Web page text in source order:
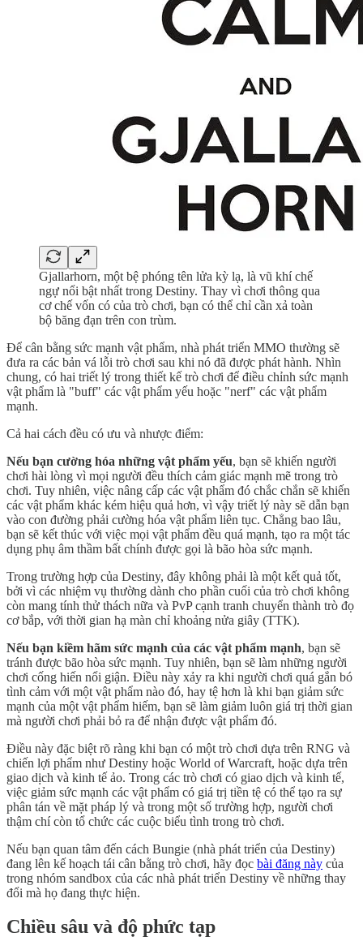
Gjallarhorn, một bệ phóng tên lửa kỳ lạ, là vũ khí chế
ngự nổi bật nhất trong Destiny. Thay vì chơi thông qua
cơ chế vốn có của trò chơi, bạn có thể chỉ cần xả toàn
bộ băng đạn trên con trùm.
Để cân bằng sức mạnh vật phẩm, nhà phát triển MMO thường sẽ
đưa ra các bản vá lỗi trò chơi sau khi nó đã được phát hành. Nhìn
chung, có hai triết lý trong thiết kế trò chơi để điều chỉnh sức mạnh
vật phẩm là "buff" các vật phẩm yếu hoặc "nerf" các vật phẩm
mạnh.
Cả hai cách đều có ưu và nhược điểm:
Nếu bạn cường hóa những vật phẩm yếu, bạn sẽ khiến người
chơi hài lòng vì mọi người đều thích cảm giác mạnh mẽ trong trò
chơi. Tuy nhiên, việc nâng cấp các vật phẩm đó chắc chắn sẽ khiến
các vật phẩm khác kém hiệu quả hơn, vì vậy triết lý này sẽ dẫn bạn
vào con đường phải cường hóa vật phẩm liên tục. Chẳng bao lâu,
bạn sẽ kết thúc với việc mọi vật phẩm đều quá mạnh, tạo ra một tác
dụng phụ âm thầm bất chính được gọi là bão hòa sức mạnh.
Trong trường hợp của Destiny, đây không phải là một kết quả tốt,
bởi vì các nhiệm vụ thường dành cho phần cuối của trò chơi không
còn mang tính thử thách nữa và PvP cạnh tranh chuyển thành trò đọ
cơ bắp, với thời gian hạ màn chỉ khoảng nửa giây (TTK).
Nếu bạn kiềm hãm sức mạnh của các vật phẩm mạnh, bạn sẽ
tránh được bão hòa sức mạnh. Tuy nhiên, bạn sẽ làm những người
chơi cống hiến nổi giận. Điều này xảy ra khi người chơi quá gắn bó
tình cảm với một vật phẩm nào đó, hay tệ hơn là khi bạn giảm sức
mạnh của một vật phẩm hiếm, bạn sẽ làm giảm luôn giá trị thời gian
mà người chơi phải bỏ ra để nhận được vật phẩm đó.
Điều này đặc biệt rõ ràng khi bạn có một trò chơi dựa trên RNG và
chiến lợi phẩm như Destiny hoặc World of Warcraft, hoặc dựa trên
giao dịch và kinh tế ảo. Trong các trò chơi có giao dịch và kinh tế,
việc giảm sức mạnh các vật phẩm có giá trị tiền tệ có thể tạo ra sự
phân tán về mặt pháp lý và trong một số trường hợp, người chơi
thậm chí còn tổ chức các cuộc biểu tình trong trò chơi.
Nếu bạn quan tâm đến cách Bungie (nhà phát triển của Destiny)
đang lên kế hoạch tái cân bằng trò chơi, hãy đọc bài đăng này của
trong nhóm sandbox của các nhà phát triển Destiny về những thay
đổi mà họ đang thực hiện.
Chiều sâu và độ phức tạp